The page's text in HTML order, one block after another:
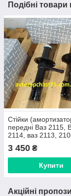
Подібні товари
Стійки
передні Ваз 2115,
2114, ваз 2113,
21099 комплект 2
Rider, Угорщина
3 450 ₴
Купити
Акційні